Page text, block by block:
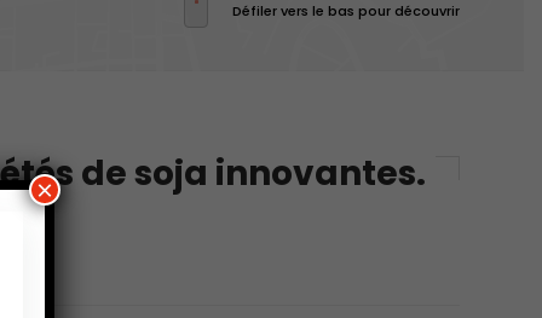
Défiler vers le bas pour découvrir
de soja innovantes.
×